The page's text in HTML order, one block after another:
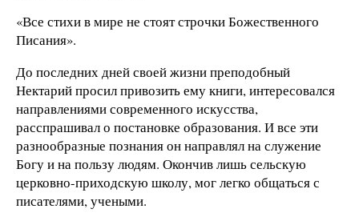
«Все стихи в мире не стоят строчки Божественного
Писания».
До последних дней своей жизни преподобный
Нектарий просил привозить ему книги, интересовался
направлениями современного искусства,
расспрашивал о постановке образования. И все эти
разнообразные познания он направлял на служение
Богу и на пользу людям. Окончив лишь сельскую
церковно-приходскую школу, мог легко общаться с
писателями, учеными.